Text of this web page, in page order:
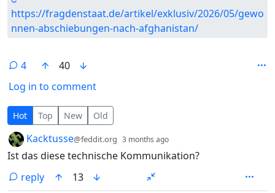
https://fragdenstaat.de/artikel/exklusiv/2026/05/gewo
nnen-abschiebungen-nach-afghanistan/
4
40
Log in to comment
4 Comments
Hot Top New Old
by Kacktusse@feddit.org 3 months ago
Ist das diese technische Kommunikation?
reply
13